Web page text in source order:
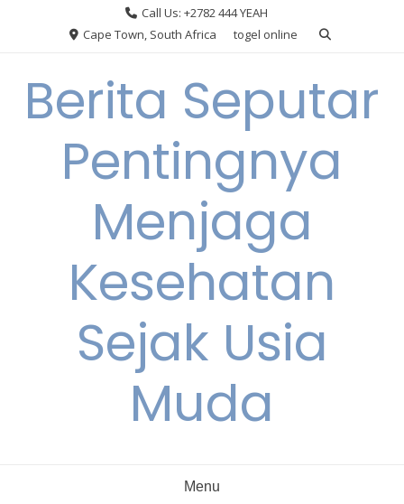
Call Us: +2782 444 YEAH
Cape Town, South Africa
togel online
Berita Seputar
Pentingnya
Menjaga
Kesehatan
Sejak Usia
Muda
Menu